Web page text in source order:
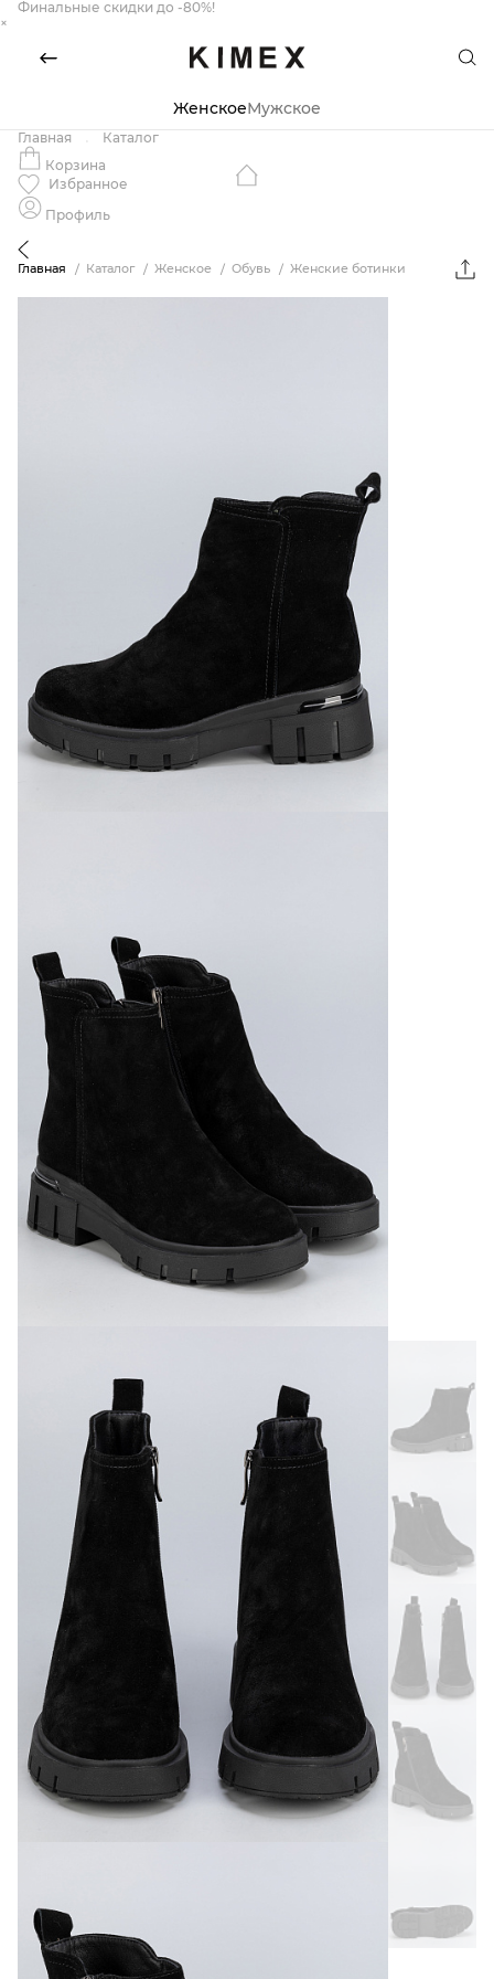
Финальные скидки до -80%!
×
ЖенскоеМужское
Главная
Каталог
Корзина
Избранное
Профиль
Главная Каталог Женское Обувь Женские ботинки